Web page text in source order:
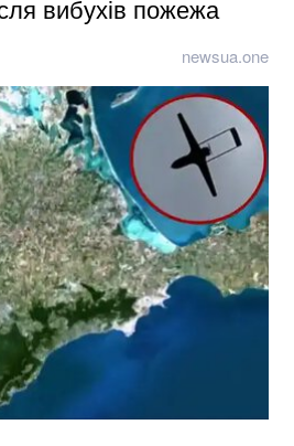
вибухів пожежа
newsua.one